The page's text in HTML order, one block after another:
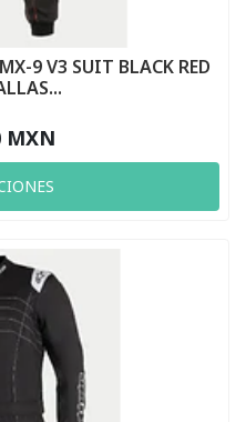
9 V3 SUIT BLACK RED
MXN